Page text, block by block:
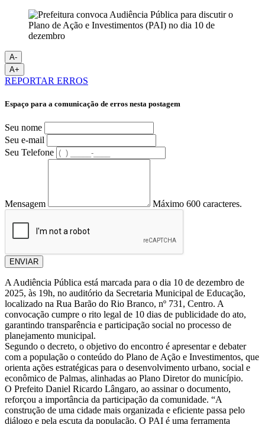
A-
A+
REPORTAR ERROS
Espaço para a comunicação de erros nesta postagem
Seu nome
Seu e-mail
Seu Telefone
Mensagem Máximo 600 caracteres.
ENVIAR
A Audiência Pública está marcada para o dia 10 de dezembro de
2025, às 19h, no auditório da Secretaria Municipal de Educação,
localizado na Rua Barão do Rio Branco, nº 731, Centro. A
convocação cumpre o rito legal de 10 dias de publicidade do ato,
garantindo transparência e participação social no processo de
planejamento municipal.
Segundo o decreto, o objetivo do encontro é apresentar e debater
com a população o conteúdo do Plano de Ação e Investimentos, que
orienta ações estratégicas para o desenvolvimento urbano, social e
econômico de Palmas, alinhadas ao Plano Diretor do município.
O Prefeito Daniel Ricardo Lângaro, ao assinar o documento,
reforçou a importância da participação da comunidade. “A
construção de uma cidade mais organizada e eficiente passa pelo
diálogo e pela escuta da população. O PAI é uma ferramenta